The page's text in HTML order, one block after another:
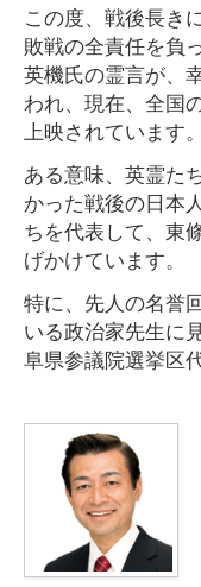
この度、戦後長き
敗戦の全責任を負
英機氏の霊言が、
われ、現在、全国
上映されています。
ある意味、英霊た
かった戦後の日本
ちを代表して、東
げかけています。
特に、先人の名誉
いる政治家先生に
阜県参議院選挙区